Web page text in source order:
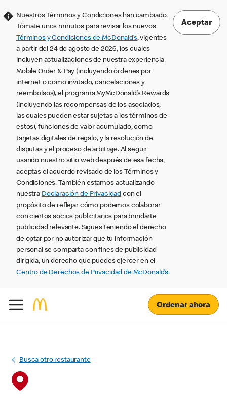
Nuestros Términos y Condiciones han cambiado.
Tómate unos minutos para revisar los nuevos
Términos y Condiciones de McDonald’s, vigentes
a partir del 24 de agosto de 2026, los cuales
incluyen actualizaciones de nuestra experiencia
Mobile Order & Pay (incluyendo órdenes por
internet o como invitado, cancelaciones y
reembolsos), el programa MyMcDonald’s Rewards
(incluyendo las recompensas de los asociados,
las cuales pueden estar sujetas a los términos de
estos), funciones de valor acumulado, como
tarjetas digitales de regalo, y la resolución de
disputas y el proceso de arbitraje. Al seguir
usando nuestro sitio web después de esa fecha,
aceptas el acuerdo revisado de los Términos y
Condiciones. También estamos actualizando
nuestra Declaración de Privacidad con el
propósito de reflejar cómo podemos colaborar
con ciertos socios publicitarios para brindarte
publicidad relevante. Sigues teniendo el derecho
de optar por no autorizar que tu información
personal se comparta con fines de publicidad
dirigida, un derecho que puedes ejercer en el
Centro de Derechos de Privacidad de McDonald’s.
Aceptar
Ordenar ahora
Busca otro restaurante